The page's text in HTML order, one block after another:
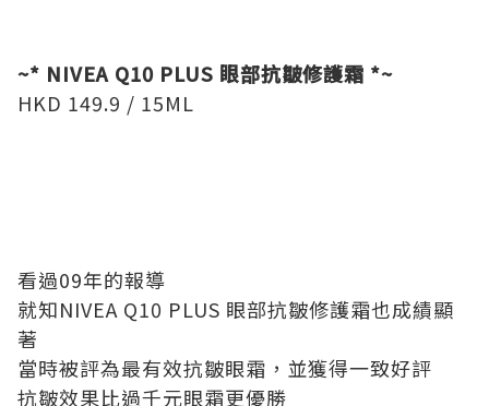
~* NIVEA Q10 PLUS 眼部抗皺修護霜 *~
HKD 149.9 / 15ML
看過09年的報導
就知NIVEA Q10 PLUS 眼部抗皺修護霜也成績顯
著
當時被評為最有效抗皺眼霜，並獲得一致好評
抗皺效果比過千元眼霜更優勝